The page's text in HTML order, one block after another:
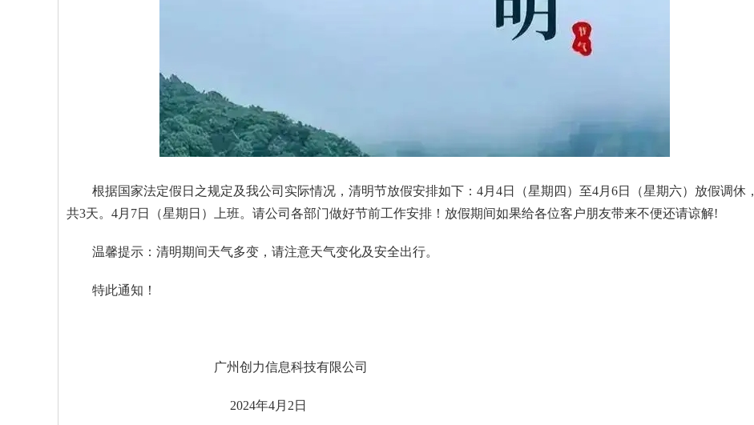
根据国家法定假日之规定及我公司实际情况，清明节放假安排如下：4月4日（星期四）至4月6日（星期六）放假调休，
共3天。4月7日（星期日）上班。请公司各部门做好节前工作安排！放假期间如果给各位客户朋友带来不便还请谅解!
温馨提示：清明期间天气多变，请注意天气变化及安全出行。
特此通知！
广州创力信息科技有限公司
2024年4月2日